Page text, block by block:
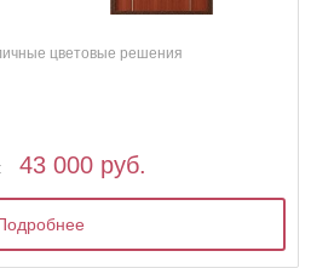
цветовые решения
43 000 руб.